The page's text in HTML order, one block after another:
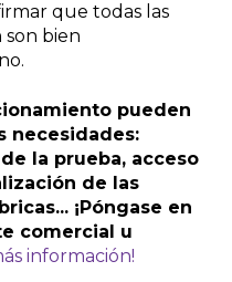
que todas las
son bien
pueden
necesidades:
la prueba, acceso
de las
¡Póngase en
comercial u
información!